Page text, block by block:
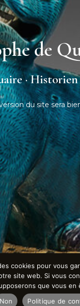
de
· Historien
du site sera
cookies pour vous
site web. Si vous
que vous en
Non Politique de